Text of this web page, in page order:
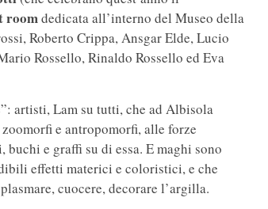
roomdedicata all’interno del Museo della
Roberto Crippa, Ansgar Elde, Lucio
Rossello, Rinaldo Rossello ed Eva
artisti, Lam su tutti, che ad Albisola
e antropomorfi, alle forze
e graffi su di essa. E maghi sono
effetti materici e coloristici, e che
cuocere, decorare l’argilla.